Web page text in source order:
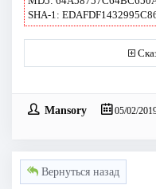
SHA-1:
Mansory 05/02/
Вернуться назад